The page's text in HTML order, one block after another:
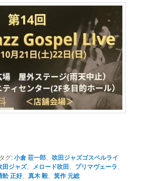
タグ:小倉 荘一郎 、吹田ジャズゴスペルライ
田ジャズ、 メロード吹田 プリマヴェーラ
舩 正好、真木 毅 、箕作 元総